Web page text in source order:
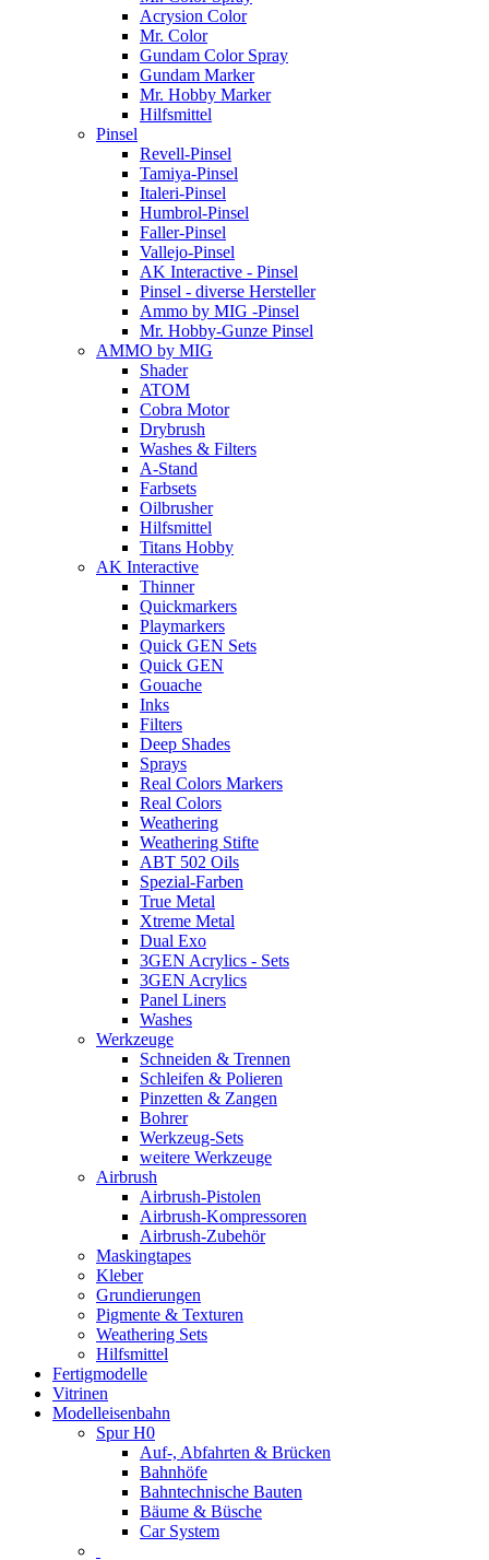
Acrysion Color
Mr. Color
Gundam Color Spray
Gundam Marker
Mr. Hobby Marker
Hilfsmittel
Pinsel
Revell-Pinsel
Tamiya-Pinsel
Italeri-Pinsel
Humbrol-Pinsel
Faller-Pinsel
Vallejo-Pinsel
AK Interactive - Pinsel
Pinsel - diverse Hersteller
Ammo by MIG -Pinsel
Mr. Hobby-Gunze Pinsel
AMMO by MIG
Shader
ATOM
Cobra Motor
Drybrush
Washes & Filters
A-Stand
Farbsets
Oilbrusher
Hilfsmittel
Titans Hobby
AK Interactive
Thinner
Quickmarkers
Playmarkers
Quick GEN Sets
Quick GEN
Gouache
Inks
Filters
Deep Shades
Sprays
Real Colors Markers
Real Colors
Weathering
Weathering Stifte
ABT 502 Oils
Spezial-Farben
True Metal
Xtreme Metal
Dual Exo
3GEN Acrylics - Sets
3GEN Acrylics
Panel Liners
Washes
Werkzeuge
Schneiden & Trennen
Schleifen & Polieren
Pinzetten & Zangen
Bohrer
Werkzeug-Sets
weitere Werkzeuge
Airbrush
Airbrush-Pistolen
Airbrush-Kompressoren
Airbrush-Zubehör
Maskingtapes
Kleber
Grundierungen
Pigmente & Texturen
Weathering Sets
Hilfsmittel
Fertigmodelle
Vitrinen
Modelleisenbahn
Spur H0
Auf-, Abfahrten & Brücken
Bahnhöfe
Bahntechnische Bauten
Bäume & Büsche
Car System